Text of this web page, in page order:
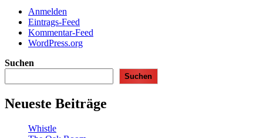
Anmelden
Eintrags-Feed
Kommentar-Feed
WordPress.org
Suchen
Suchen
Neueste Beiträge
Whistle